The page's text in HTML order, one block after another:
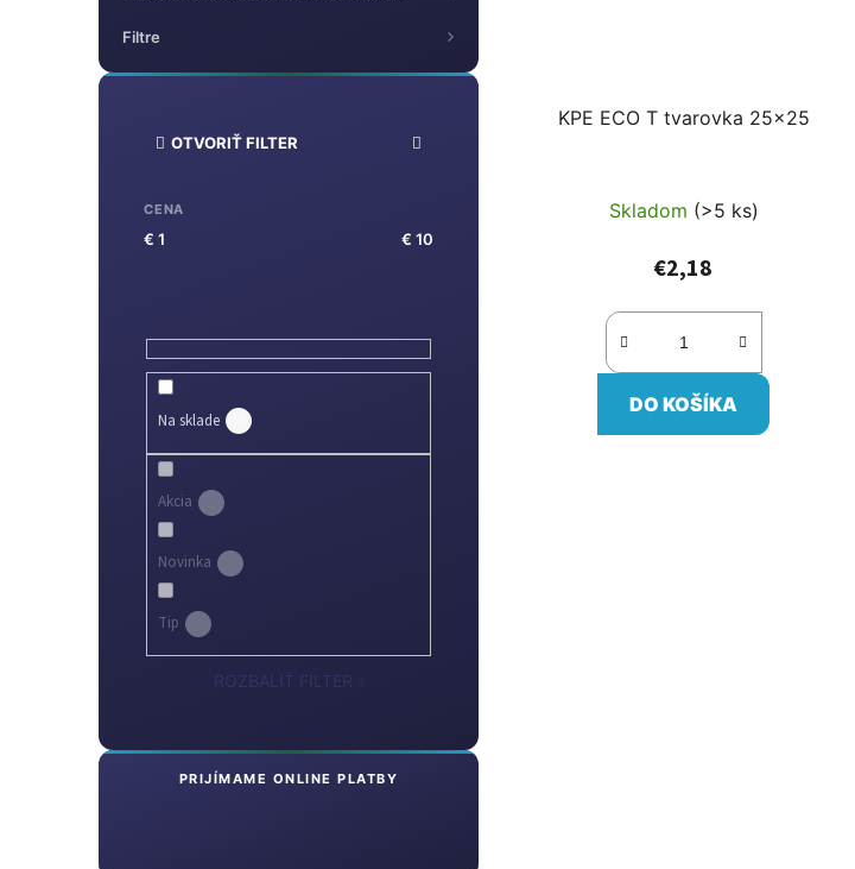
Filtre
OTVORIŤ FILTER
CENA
€ 1 € 10
Na sklade
Akcia
Novinka
Tip
ROZBALIŤ FILTER
PRIJÍMAME ONLINE PLATBY
KPE ECO T tvarovka 25x25
Skladom (>5 ks)
€2,18
DO KOŠÍKA